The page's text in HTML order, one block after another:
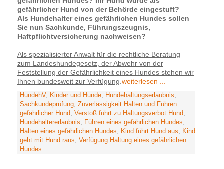
gefährlicher Hund von der Behörde eingestuft?
Als Hundehalter eines gefährlichen Hundes sollen
Sie nun Sachkunde, Führungszeugnis,
Haftpflichtversicherung nachweisen?
Als spezialisierter Anwalt für die rechtliche Beratung
zum Landeshundegesetz, der Abwehr von der
Feststellung der Gefährlichkeit eines Hundes stehen wir
Ihnen bundesweit zur Verfügung weiterlesen ...
HundehV, Kinder und Hunde, Hundehaltungserlaubnis,
Sachkundeprüfung, Zuverlässigkeit Halten und Führen
gefährlicher Hund, Verstoß führt zu Haltungsverbot Hund,
Hundehaltererlaubnis, Führen eines gefährlichen Hundes,
Halten eines gefährlichen Hundes, Kind führt Hund aus, Kind
geht mit Hund raus, Verfügung Haltung eines gefährlichen
Hundes